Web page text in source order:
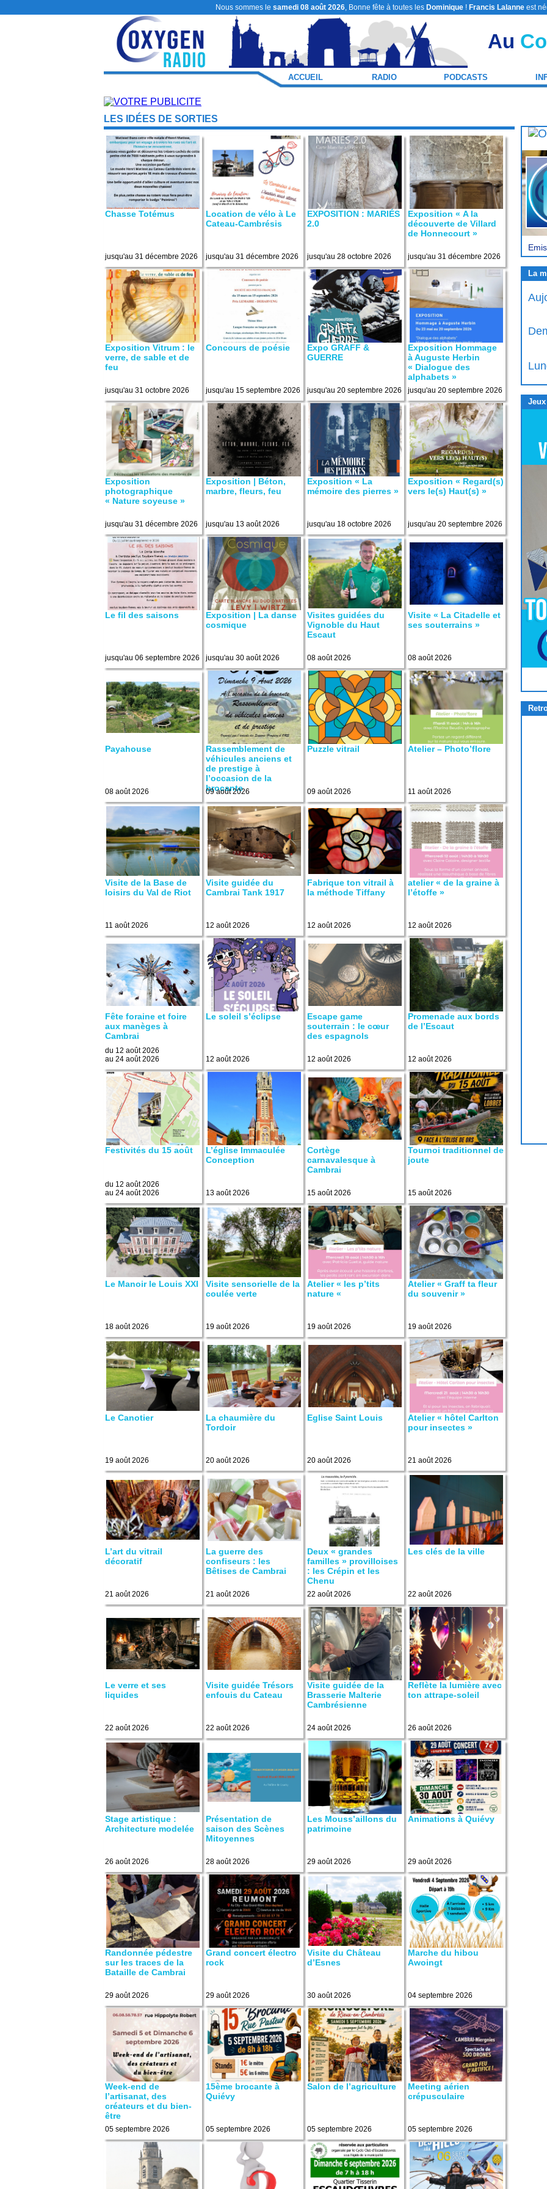
Nous sommes le samedi 08 août 2026, Bonne fête à toutes les Dominique ! Francis Lalanne est
Au
ACCUEIL RADIO PODCASTS
LES IDÉES DE SORTIES
Chasse Totémus
jusqu'au 31 décembre 2026
Location de vélo à Le
Cateau-Cambrésis
jusqu'au 31 décembre 2026
EXPOSITION : MARIÉS
2.0
jusqu'au 28 octobre 2026
Exposition « A la
découverte de Villard
de Honnecourt »
jusqu'au 31 décembre 2026
Exposition Vitrum : le
verre, de sable et de
feu
jusqu'au 31 octobre 2026
Concours de poésie
jusqu'au 15 septembre 2026
Expo GRAFF &
GUERRE
jusqu'au 20 septembre 2026
Exposition Hommage
à Auguste Herbin
« Dialogue des
alphabets »
jusqu'au 20 septembre 2026
Exposition
photographique
« Nature soyeuse »
jusqu'au 31 décembre 2026
Exposition | Béton,
marbre, fleurs, feu
jusqu'au 13 août 2026
Exposition « La
mémoire des pierres »
jusqu'au 18 octobre 2026
Exposition « Regard(s)
vers le(s) Haut(s) »
jusqu'au 20 septembre 2026
Le fil des saisons
jusqu'au 06 septembre 2026
Exposition | La danse
cosmique
jusqu'au 30 août 2026
Visites guidées du
Vignoble du Haut
Escaut
08 août 2026
Visite « La Citadelle et
ses souterrains »
08 août 2026
Payahouse
08 août 2026
Rassemblement de
véhicules anciens et
de prestige à
l’occasion de la
brocante
09 août 2026
Puzzle vitrail
09 août 2026
Atelier – Photo’flore
11 août 2026
Visite de la Base de
loisirs du Val de Riot
11 août 2026
Visite guidée du
Cambrai Tank 1917
12 août 2026
Fabrique ton vitrail à
la méthode Tiffany
12 août 2026
atelier « de la graine à
l’étoffe »
12 août 2026
Fête foraine et foire
aux manèges à
Cambrai
du 12 août 2026
au 24 août 2026
Le soleil s’éclipse
12 août 2026
Escape game
souterrain : le cœur
des espagnols
12 août 2026
Promenade aux bords
de l’Escaut
12 août 2026
Festivités du 15 août
du 12 août 2026
au 24 août 2026
L’église Immaculée
Conception
13 août 2026
Cortège
carnavalesque à
Cambrai
15 août 2026
Tournoi traditionnel de
joute
15 août 2026
Le Manoir le Louis XXI
18 août 2026
Visite sensorielle de la
coulée verte
19 août 2026
Atelier « les p’tits
nature «
19 août 2026
Atelier « Graff ta fleur
du souvenir »
19 août 2026
Le Canotier
19 août 2026
La chaumière du
Tordoir
20 août 2026
Eglise Saint Louis
20 août 2026
Atelier « hôtel Carlton
pour insectes »
21 août 2026
L’art du vitrail
décoratif
21 août 2026
La guerre des
confiseurs : les
Bêtises de Cambrai
21 août 2026
Deux « grandes
familles » provilloises
: les Crépin et les
Chenu
22 août 2026
Les clés de la ville
22 août 2026
Le verre et ses
liquides
22 août 2026
Visite guidée Trésors
enfouis du Cateau
22 août 2026
Visite guidée de la
Brasserie Malterie
Cambrésienne
24 août 2026
Reflète la lumière avec
ton attrape-soleil
26 août 2026
Stage artistique :
Architecture modelée
26 août 2026
Présentation de
saison des Scènes
Mitoyennes
28 août 2026
Les Mouss’aillons du
patrimoine
29 août 2026
Animations à Quiévy
29 août 2026
Randonnée pédestre
sur les traces de la
Bataille de Cambrai
29 août 2026
Grand concert électro
rock
29 août 2026
Visite du Château
d’Esnes
30 août 2026
Marche du hibou
Awoingt
04 septembre 2026
Week-end de
l’artisanat, des
créateurs et du bien-
être
05 septembre 2026
15ème brocante à
Quiévy
05 septembre 2026
Salon de l’agriculture
05 septembre 2026
Meeting aérien
crépusculaire
05 septembre 2026
La
Jeux
PourJouer cliquez-ici